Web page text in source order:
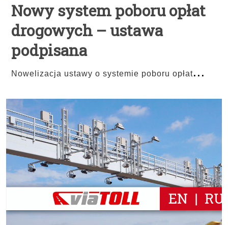
Nowy system poboru opłat
drogowych – ustawa
podpisana
Nowelizacja ustawy o systemie poboru opłat...